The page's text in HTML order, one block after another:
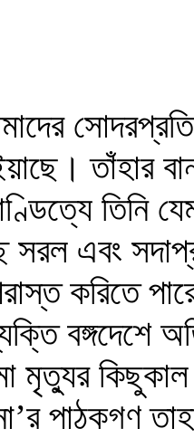
তাঁহার
তিনি
সরল এবং
করিতে
বঙ্গদেশে
মৃত্যুর কিছুকাল
পাঠকগণ